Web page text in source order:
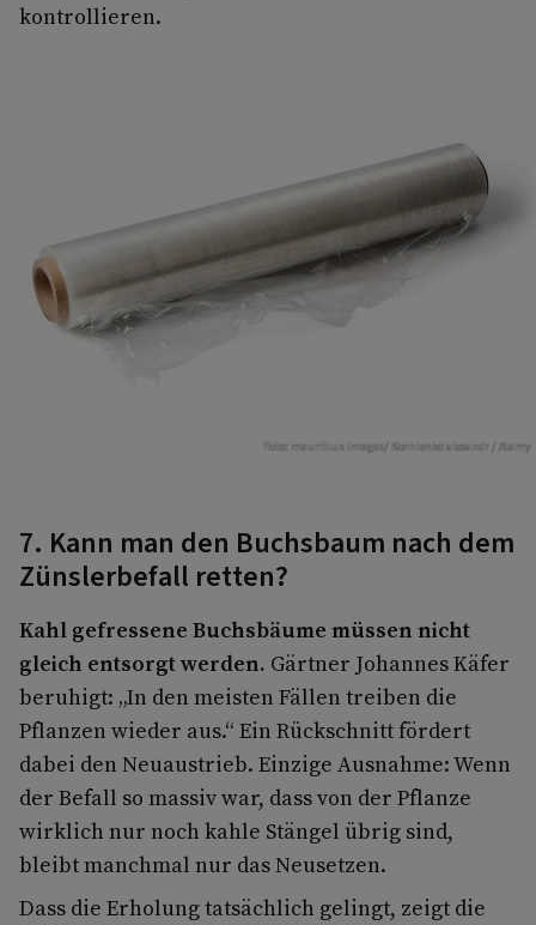
kontrollieren.
Foto: mauritius images/ Kornienko alexandr / Alamy
7. Kann man den Buchsbaum nach dem
Zünslerbefall retten?
Kahl gefressene Buchsbäume müssen nicht
gleich entsorgt werden. Gärtner Johannes Käfer
beruhigt: „In den meisten Fällen treiben die
Pflanzen wieder aus.“ Ein Rückschnitt fördert
dabei den Neuaustrieb. Einzige Ausnahme: Wenn
der Befall so massiv war, dass von der Pflanze
wirklich nur noch kahle Stängel übrig sind,
bleibt manchmal nur das Neusetzen.
Dass die Erholung tatsächlich gelingt, zeigt die